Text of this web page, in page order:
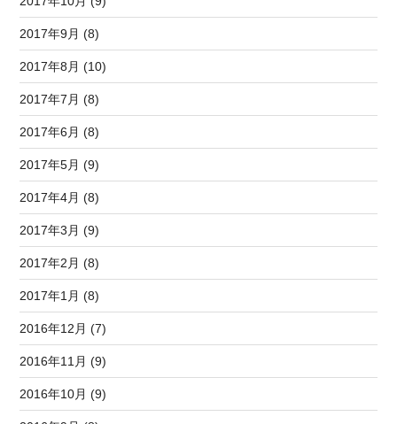
2017年9月 (8)
2017年8月 (10)
2017年7月 (8)
2017年6月 (8)
2017年5月 (9)
2017年4月 (8)
2017年3月 (9)
2017年2月 (8)
2017年1月 (8)
2016年12月 (7)
2016年11月 (9)
2016年10月 (9)